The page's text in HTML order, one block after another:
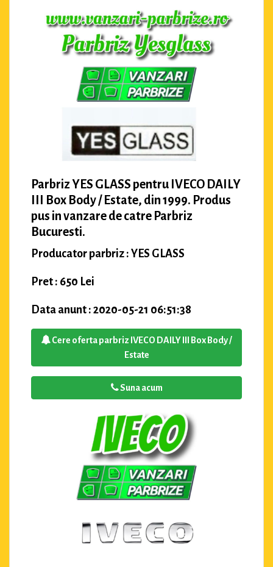
Parbriz YES GLASS pentru IVECO DAILY
III Box Body / Estate, din 1999. Produs
pus in vanzare de catre Parbriz
Bucuresti.
Producator parbriz : YES GLASS
Pret : 650 Lei
Data anunt : 2020-05-21 06:51:38
Cere oferta parbriz IVECO DAILY III Box Body /
Estate
Suna acum